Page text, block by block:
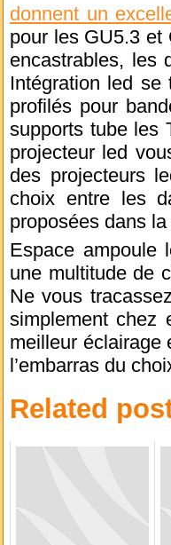
donnent un
pour les GU5.3 et
encastrables, les
Intégration led
profilés pour
supports tube les
projecteur led
des projecteurs
choix entre les
proposées dans
Espace ampoule
une multitude de
Ne vous
simplement chez
meilleur éclairage
l’embarras du
Related